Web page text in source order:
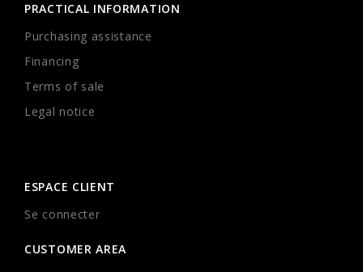
PRACTICAL INFORMATION
Purchasing assistance
Financing
Terms of sale
Legal notice
ESPACE CLIENT
Se connecter
CUSTOMER AREA